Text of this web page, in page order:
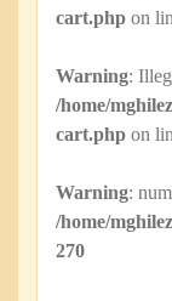
cart.php on
Warning:
/home/
cart.php on
Warning:
/home/
270